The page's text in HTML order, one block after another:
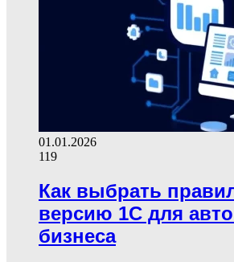
01.01.2026
119
Как выбрать
версию 1С для
бизнеса